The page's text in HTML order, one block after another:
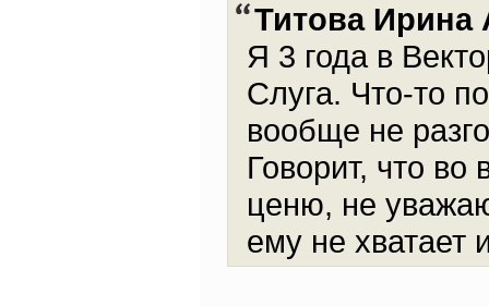
Титова Ирина
Я 3 года в
Слуга. Что-то
вообще не
Говорит, что
ценю, не
ему не хватает